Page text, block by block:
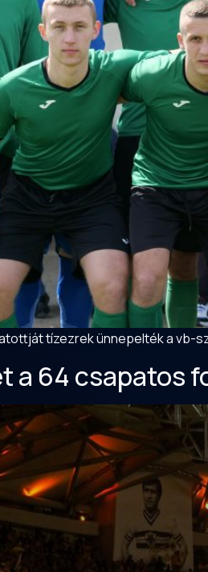
tízezrek ünnepelték a vb-
a 64 csapatos